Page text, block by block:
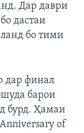
Дар даври
дастаи
бо тими
дар финал
барои
бурд. Ҳамаи
of